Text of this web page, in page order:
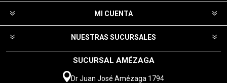
MI CUENTA
NUESTRAS SUCURSALES
SUCURSAL AMÉZAGA
Dr Juan José Amézaga 1794